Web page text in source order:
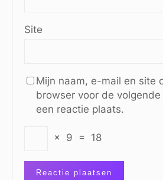
Site
Mijn naam, e-mail en site
browser voor de
een reactie plaats.
× 9 = 18